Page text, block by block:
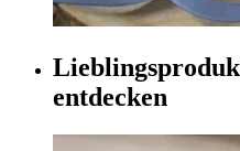
entdecken